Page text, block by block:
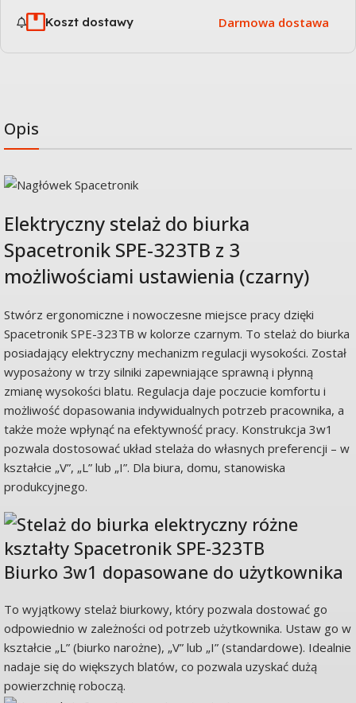
Koszt dostawy Darmowa dostawa
Opis
Elektryczny stelaż do biurka
Spacetronik SPE-323TB z 3
możliwościami ustawienia (czarny)
Stwórz ergonomiczne i nowoczesne miejsce pracy dzięki
Spacetronik SPE-323TB w kolorze czarnym. To stelaż do biurka
posiadający elektryczny mechanizm regulacji wysokości. Został
wyposażony w trzy silniki zapewniające sprawną i płynną
zmianę wysokości blatu. Regulacja daje poczucie komfortu i
możliwość dopasowania indywidualnych potrzeb pracownika, a
także może wpłynąć na efektywność pracy. Konstrukcja 3w1
pozwala dostosować układ stelaża do własnych preferencji – w
kształcie „V”, „L” lub „I”. Dla biura, domu, stanowiska
produkcyjnego.
Biurko 3w1 dopasowane do użytkownika
To wyjątkowy stelaż biurkowy, który pozwala dostować go
odpowiednio w zależności od potrzeb użytkownika. Ustaw go w
kształcie „L” (biurko narożne), „V” lub „I” (standardowe). Idealnie
nadaje się do większych blatów, co pozwala uzyskać dużą
powierzchnię roboczą.